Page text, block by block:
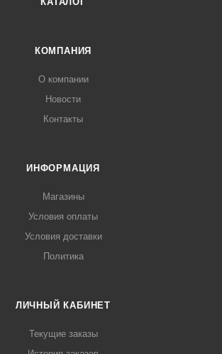
КОМПАНИЯ
О компании
Новости
Контакты
ИНФОРМАЦИЯ
Магазины
Условия оплаты
Условия доставки
Политика
ЛИЧНЫЙ КАБИНЕТ
Текущие заказы